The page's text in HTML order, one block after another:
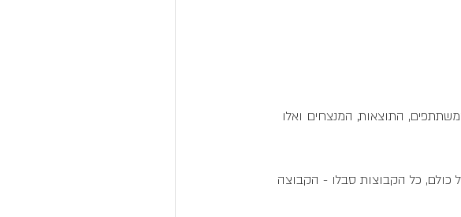
עליו: המשתתפים, התוצאות, המנצחים ואלו
כל הקבוצות סבלו - הקבוצה